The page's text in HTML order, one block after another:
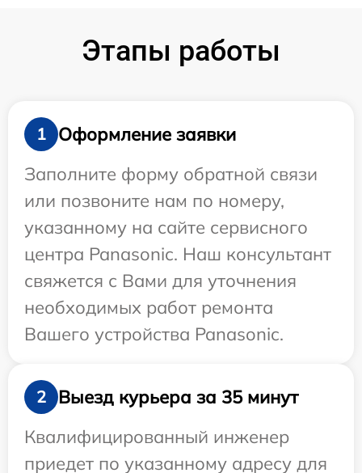
Этапы работы
1
Оформление заявки
Заполните форму обратной связи
или позвоните нам по номеру,
указанному на сайте сервисного
центра Panasonic. Наш консультант
свяжется с Вами для уточнения
необходимых работ ремонта
Вашего устройства Panasonic.
2
Выезд курьера за 35 минут
Квалифицированный инженер
приедет по указанному адресу для